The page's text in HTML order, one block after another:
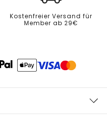
Kostenfreier Versand für
Member ab 29€